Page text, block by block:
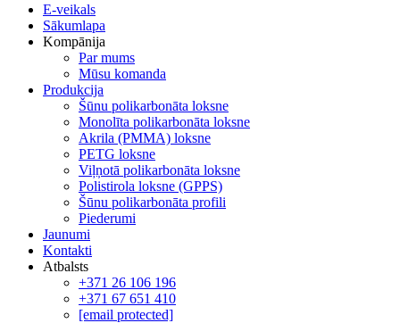
E-veikals
Sākumlapa
Kompānija
Par mums
Mūsu komanda
Produkcija
Šūnu polikarbonāta loksne
Monolīta polikarbonāta loksne
Akrila (PMMA) loksne
PETG loksne
Viļņotā polikarbonāta loksne
Polistirola loksne (GPPS)
Šūnu polikarbonāta profili
Piederumi
Jaunumi
Kontakti
Atbalsts
+371 26 106 196
+371 67 651 410
[email protected]